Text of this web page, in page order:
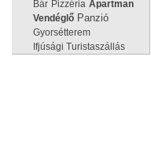
Bár Pizzéria Apartman
Vendéglő Panzió
Gyorsétterem
Ifjúsági Turistaszállás